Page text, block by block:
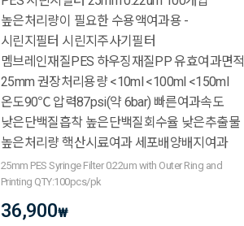
높은처리량이 필요한 수용액여과용 -
시린지필터 시린지주사기필터
멤브레인재질PES 하우징재질PP 유효여과면적
25mm 권장처리용량 <10ml <100ml <150ml
온도90℃ 압력87psi(약 6bar) 빠른여과속도
낮은단백질흡착 높은단백질회수율 낮은추출물
높은처리량 핵산시료여과 세포배양배지여과
25mm PES Syringe Filter 0.22um with Outer Ring and
Printing QTY:100pcs/pk
36,900₩